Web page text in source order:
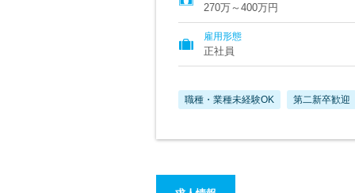
270万～400万円
雇用形態
正社員
職種・業種未経験OK 第二新卒歓迎